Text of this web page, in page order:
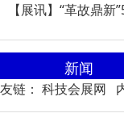
【展讯】“革故鼎
新闻
友链： 科技会展网